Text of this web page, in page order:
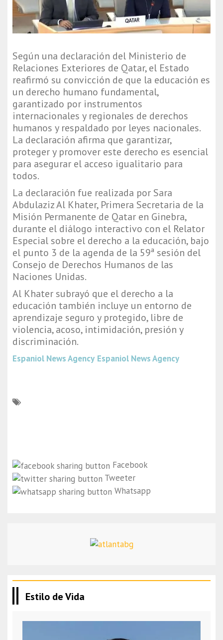
Según una declaración del Ministerio de
Relaciones Exteriores de Qatar, el Estado
reafirmó su convicción de que la educación es
un derecho humano fundamental,
garantizado por instrumentos
internacionales y regionales de derechos
humanos y respaldado por leyes nacionales.
La declaración afirma que garantizar,
proteger y promover este derecho es esencial
para asegurar el acceso igualitario para
todos.
La declaración fue realizada por Sara
Abdulaziz Al Khater, Primera Secretaria de la
Misión Permanente de Qatar en Ginebra,
durante el diálogo interactivo con el Relator
Especial sobre el derecho a la educación, bajo
el punto 3 de la agenda de la 59ª sesión del
Consejo de Derechos Humanos de las
Naciones Unidas.
Al Khater subrayó que el derecho a la
educación también incluye un entorno de
aprendizaje seguro y protegido, libre de
violencia, acoso, intimidación, presión y
discriminación.
Espaniol News Agency Espaniol News Agency
Facebook
Tweeter
Whatsapp
Estilo de Vida